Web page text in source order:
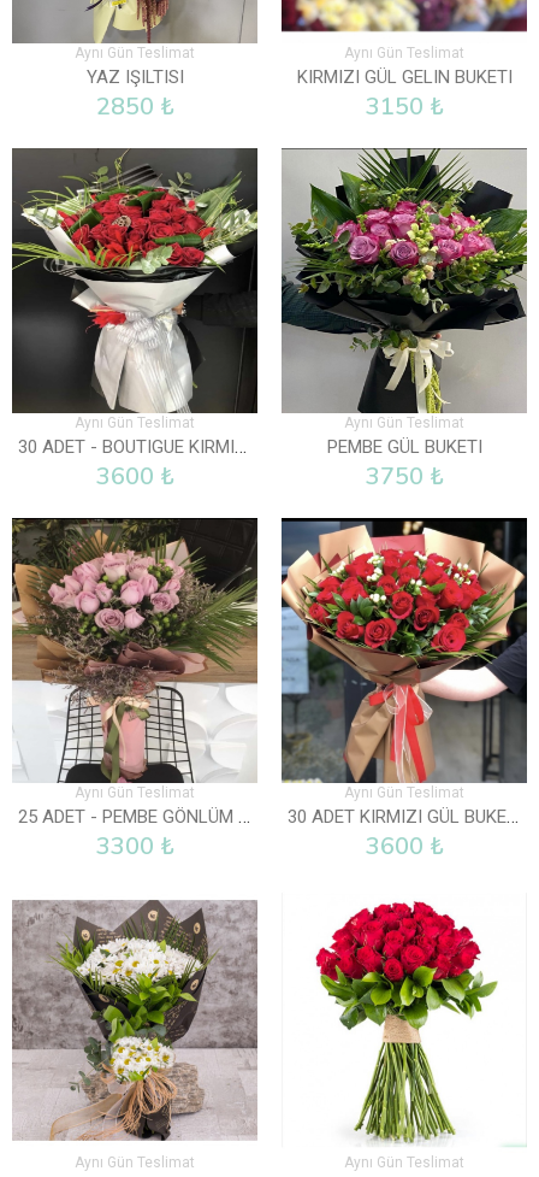
Aynı Gün Teslimat
YAZ IŞILTISI
2850 ₺
Aynı Gün Teslimat
KIRMIZI GÜL GELIN BUKETI
3150 ₺
Aynı Gün Teslimat
30 ADET - BOUTIGUE KIRMIZI GÜL BUKETI
3600 ₺
Aynı Gün Teslimat
PEMBE GÜL BUKETI
3750 ₺
Aynı Gün Teslimat
25 ADET - PEMBE GÖNLÜM SENDE
3300 ₺
Aynı Gün Teslimat
30 ADET KIRMIZI GÜL BUKETI
3600 ₺
Aynı Gün Teslimat Aynı Gün Teslimat